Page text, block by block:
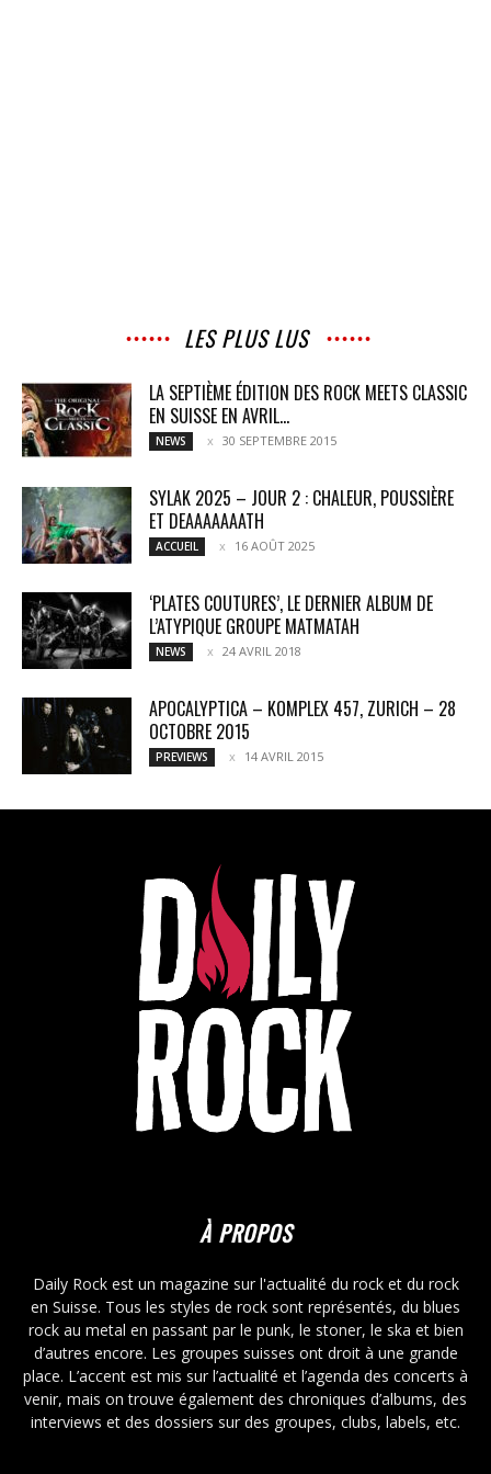
LES PLUS LUS
LA SEPTIÈME ÉDITION DES ROCK MEETS CLASSIC
EN SUISSE EN AVRIL...
NEWS 30 SEPTEMBRE 2015
SYLAK 2025 – JOUR 2 : CHALEUR, POUSSIÈRE
ET DEAAAAAAATH
ACCUEIL 16 AOÛT 2025
‘PLATES COUTURES’, LE DERNIER ALBUM DE
L’ATYPIQUE GROUPE MATMATAH
NEWS 24 AVRIL 2018
APOCALYPTICA – KOMPLEX 457, ZURICH – 28
OCTOBRE 2015
PREVIEWS 14 AVRIL 2015
À PROPOS
Daily Rock est un magazine sur l'actualité du rock et du rock
en Suisse. Tous les styles de rock sont représentés, du blues
rock au metal en passant par le punk, le stoner, le ska et bien
d’autres encore. Les groupes suisses ont droit à une grande
place. L’accent est mis sur l’actualité et l’agenda des concerts à
venir, mais on trouve également des chroniques d’albums, des
interviews et des dossiers sur des groupes, clubs, labels, etc.